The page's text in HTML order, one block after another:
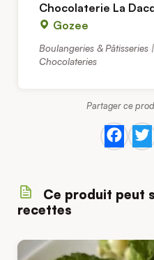
Chocolaterie La
Gozee
Boulangeries &
Chocolateries
Partager ce
Ce produit peut
recettes